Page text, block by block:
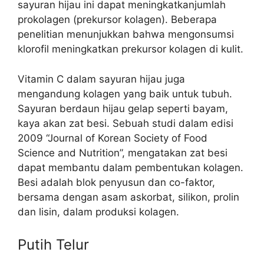
sayuran hijau ini dapat meningkatkanjumlah
prokolagen (prekursor kolagen). Beberapa
penelitian menunjukkan bahwa mengonsumsi
klorofil meningkatkan prekursor kolagen di kulit.
Vitamin C dalam sayuran hijau juga
mengandung kolagen yang baik untuk tubuh.
Sayuran berdaun hijau gelap seperti bayam,
kaya akan zat besi. Sebuah studi dalam edisi
2009 “Journal of Korean Society of Food
Science and Nutrition”, mengatakan zat besi
dapat membantu dalam pembentukan kolagen.
Besi adalah blok penyusun dan co-faktor,
bersama dengan asam askorbat, silikon, prolin
dan lisin, dalam produksi kolagen.
Putih Telur